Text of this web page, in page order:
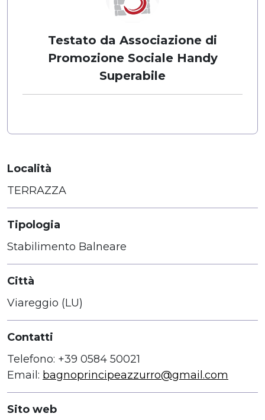
Testato da Associazione di
Promozione Sociale Handy
Superabile
Località
TERRAZZA
Tipologia
Stabilimento Balneare
Città
Viareggio (LU)
Contatti
Telefono: +39 0584 50021
Email: bagnoprincipeazzurro@gmail.com
Sito web